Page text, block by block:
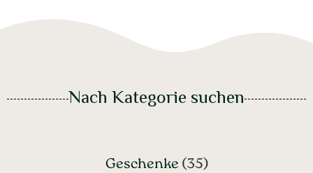
Nach Kategorie suchen
Geschenke (35)